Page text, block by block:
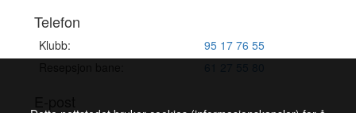
Telefon
Klubb:
95 17 76 55